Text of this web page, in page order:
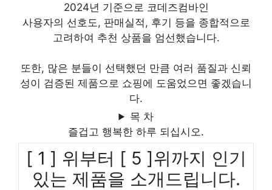
2024년 기준으로 코데즈컴바인
사용자의 선호도, 판매실적, 후기 등을 종합적으로
고려하여 추천 상품을 엄선했습니다.
또한, 많은 분들이 선택했던 만큼 여러 품질과 신뢰
성이 검증된 제품으로 쇼핑에 도움었으면 좋겠습니
다.
목 차
즐겁고 행복한 하루 되십시오.
[ 1 ] 위부터 [ 5 ]위까지 인기
있는 제품을 소개드립니다.